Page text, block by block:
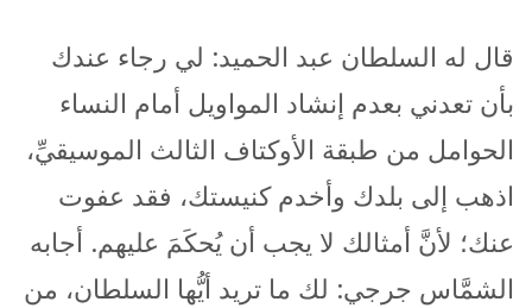
قال له السلطان عبد الحميد: لي رجاء عندك
بأن تعدني بعدم إنشاد المواويل أمام النساء
الحوامل من طبقة الأوكتاف الثالث الموسيقيِّ،
اذهب إلى بلدك وأخدم كنيستك، فقد عفوت
عنك؛ لأنَّ أمثالك لا يجب أن يُحكَمَ عليهم. أجابه
الشمَّاس جرجي: لك ما تريد أيُّها السلطان، من